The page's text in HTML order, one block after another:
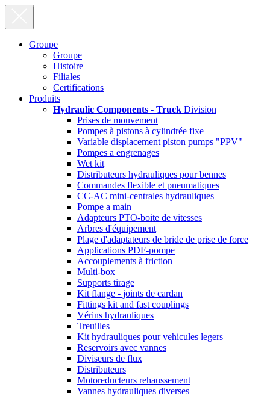
Groupe
Groupe
Histoire
Filiales
Certifications
Produits
Hydraulic Components - Truck Division
Prises de mouvement
Pompes à pistons à cylindrée fixe
Variable displacement piston pumps "PPV"
Pompes a engrenages
Wet kit
Distributeurs hydrauliques pour bennes
Commandes flexible et pneumatiques
CC-AC mini-centrales hydrauliques
Pompe a main
Adapteurs PTO-boite de vitesses
Arbres d'équipement
Plage d'adaptateurs de bride de prise de force
Applications PDF-pompe
Accouplements à friction
Multi-box
Supports tirage
Kit flange - joints de cardan
Fittings kit and fast couplings
Vérins hydrauliques
Treuilles
Kit hydrauliques pour vehicules legers
Reservoirs avec vannes
Diviseurs de flux
Distributeurs
Motoreducteurs rehaussement
Vannes hydrauliques diverses